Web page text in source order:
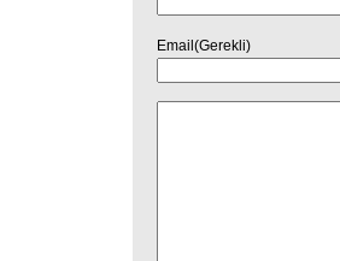
Email(Gerekli)